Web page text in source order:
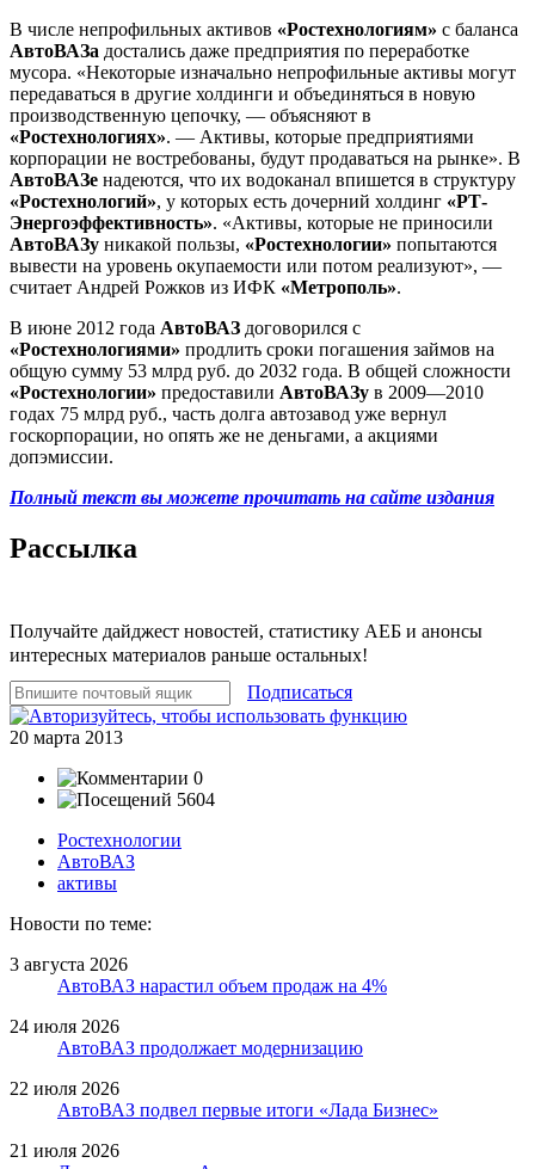
В числе непрофильных активов «Ростехнологиям» с баланса
АвтоВАЗа достались даже предприятия по переработке
мусора. «Некоторые изначально непрофильные активы могут
передаваться в другие холдинги и объединяться в новую
производственную цепочку, — объясняют в
«Ростехнологиях». — Активы, которые предприятиями
корпорации не востребованы, будут продаваться на рынке». В
АвтоВАЗе надеются, что их водоканал впишется в структуру
«Ростехнологий», у которых есть дочерний холдинг «РТ-
Энергоэффективность». «Активы, которые не приносили
АвтоВАЗу никакой пользы, «Ростехнологии» попытаются
вывести на уровень окупаемости или потом реализуют», —
считает Андрей Рожков из ИФК «Метрополь».
В июне 2012 года АвтоВАЗ договорился с
«Ростехнологиями» продлить сроки погашения займов на
общую сумму 53 млрд руб. до 2032 года. В общей сложности
«Ростехнологии» предоставили АвтоВАЗу в 2009—2010
годах 75 млрд руб., часть долга автозавод уже вернул
госкорпорации, но опять же не деньгами, а акциями
допэмиссии.
Полный текст вы можете прочитать на сайте издания
Рассылка
Получайте дайджест новостей, статистику АЕБ и анонсы
интересных материалов раньше остальных!
Подписаться
20 марта 2013
0
5604
Ростехнологии
АвтоВАЗ
активы
Новости по теме:
3 августа 2026
АвтоВАЗ нарастил объем продаж на 4%
24 июля 2026
АвтоВАЗ продолжает модернизацию
22 июля 2026
АвтоВАЗ подвел первые итоги «Лада Бизнес»
21 июля 2026